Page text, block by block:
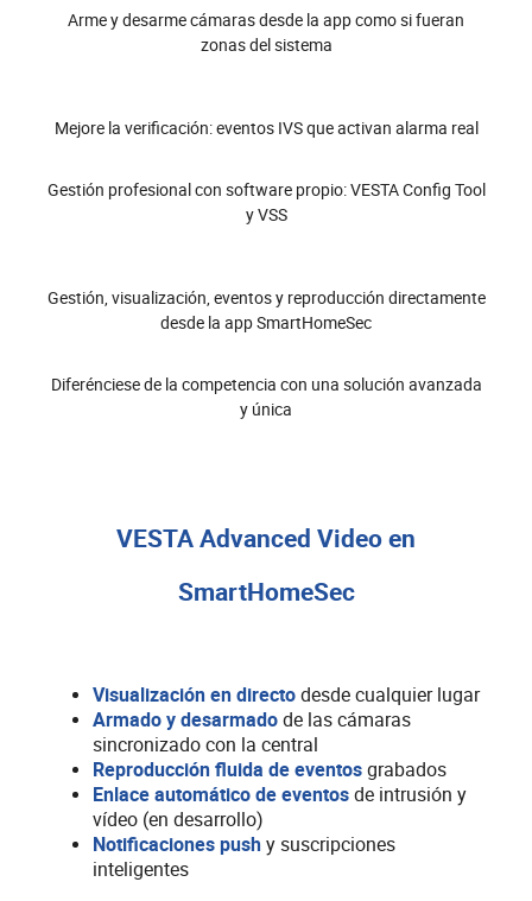
Arme y desarme cámaras desde la app como si fueran
zonas del sistema
Mejore la verificación: eventos IVS que activan alarma real
Gestión profesional con software propio: VESTA Config Tool
y VSS
Gestión, visualización, eventos y reproducción directamente
desde la app SmartHomeSec
Diferénciese de la competencia con una solución avanzada
y única
VESTA Advanced Video en
SmartHomeSec
Visualización en directodesde cualquier lugar
Armado y desarmadode las cámaras
sincronizado con la central
Reproducción fluida de eventosgrabados
Enlace automático de eventosde intrusión y
vídeo (en desarrollo)
Notificaciones pushy suscripciones
inteligentes